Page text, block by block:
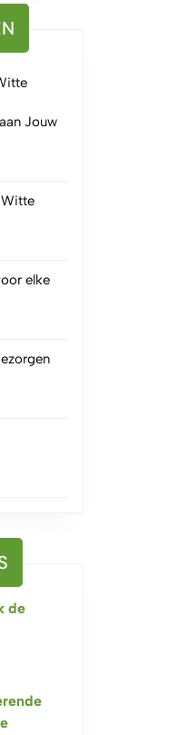
Jouw
elke
de